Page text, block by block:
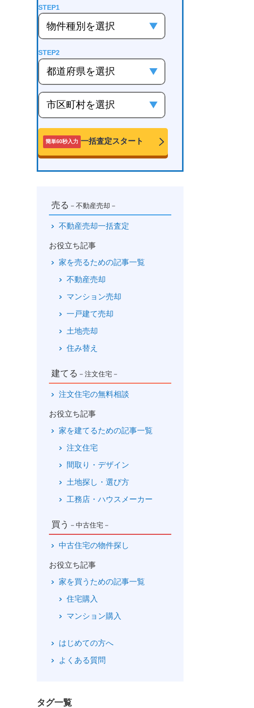
簡単60秒入力 一括査定スタート
売る －不動産売却－
不動産売却一括査定
お役立ち記事
家を売るための記事一覧
不動産売却
マンション売却
一戸建て売却
土地売却
住み替え
建てる －注文住宅－
注文住宅の無料相談
お役立ち記事
家を建てるための記事一覧
注文住宅
間取り・デザイン
土地探し・選び方
工務店・ハウスメーカー
買う －中古住宅－
中古住宅の物件探し
お役立ち記事
家を買うための記事一覧
住宅購入
マンション購入
はじめての方へ
よくある質問
タグ一覧